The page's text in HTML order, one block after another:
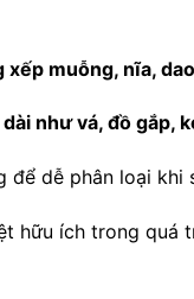
xếp muỗng, nĩa, dao
như vá, đồ gắp,
để dễ phân loại khi
hữu ích trong quá